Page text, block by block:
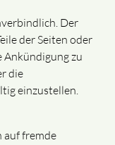
Der
der Seiten oder
Ankündigung zu
die
einzustellen.
auf fremde